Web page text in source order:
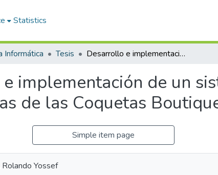
Statistics
Informática Tesis Desarrollo e implementación de un sistema de información para la gestión de ventas de las Coquetas Boutique de Lircay, 2024
implementación de un
de las Coquetas
Simple item page
Yossef